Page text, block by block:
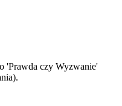
'Prawda czy Wyzwanie'